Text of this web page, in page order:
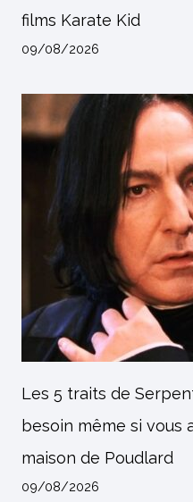
films Karate Kid
09/08/2026
Les 5 traits de
besoin même si vous
maison de Poudlard
09/08/2026